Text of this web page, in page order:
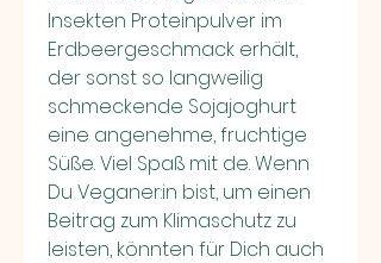
Insekten Proteinpulver im
Erdbeergeschmack erhält,
der sonst so langweilig
schmeckende Sojajoghurt
eine angenehme, fruchtige
Süße. Viel Spaß mit de. Wenn
Du Veganer:in bist, um einen
Beitrag zum Klimaschutz zu
leisten, könnten für Dich auch